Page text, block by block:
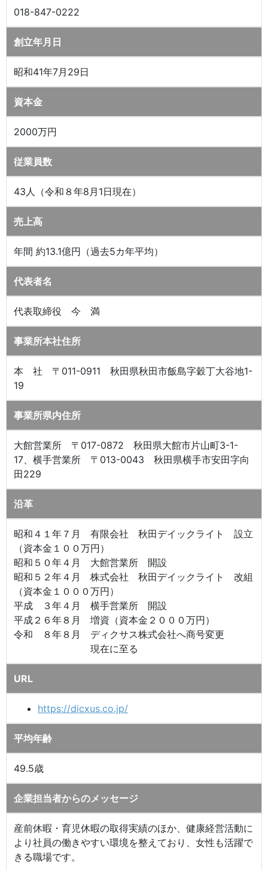
018-847-0222
創立年月日
昭和41年7月29日
資本金
2000万円
従業員数
43人（令和８年8月1日現在）
売上高
年間 約13.1億円（過去5カ年平均）
代表者名
代表取締役 今 満
事業所本社住所
本 社 〒011-0911 秋田県秋田市飯島字穀丁大谷地1-
19
事業所県内住所
大館営業所 〒017-0872 秋田県大館市片山町3-1-
17、横手営業所 〒013-0043 秋田県横手市安田字向
田229
沿革
昭和４１年７月 有限会社 秋田デイックライト 設立
（資本金１００万円）
昭和５０年４月 大館営業所 開設
昭和５２年４月 株式会社 秋田デイックライト 改組
（資本金１０００万円）
平成 ３年４月 横手営業所 開設
平成２６年８月 増資（資本金２０００万円）
令和 ８年８月 ディクサス株式会社へ商号変更
現在に至る
URL
https://dicxus.co.jp/
平均年齢
49.5歳
企業担当者からのメッセージ
産前休暇・育児休暇の取得実績のほか、健康経営活動に
より社員の働きやすい環境を整えており、女性も活躍で
きる職場です。